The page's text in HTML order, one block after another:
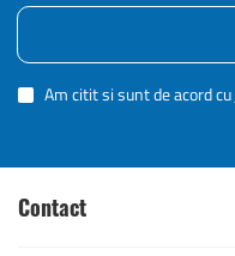
Am citit si sunt de acord cu
Contact